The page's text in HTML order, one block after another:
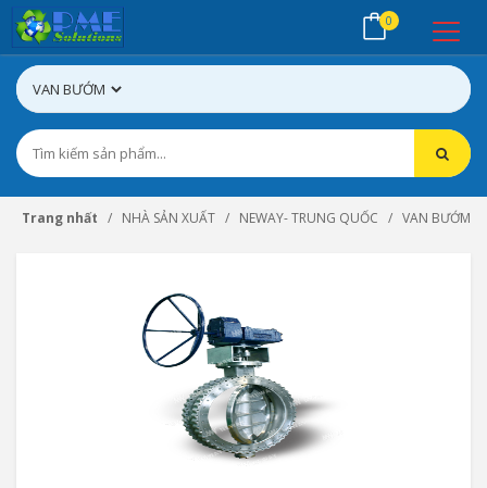
0
Trang nhất NHÀ SẢN XUẤT NEWAY- TRUNG QUỐC VAN BƯỚM